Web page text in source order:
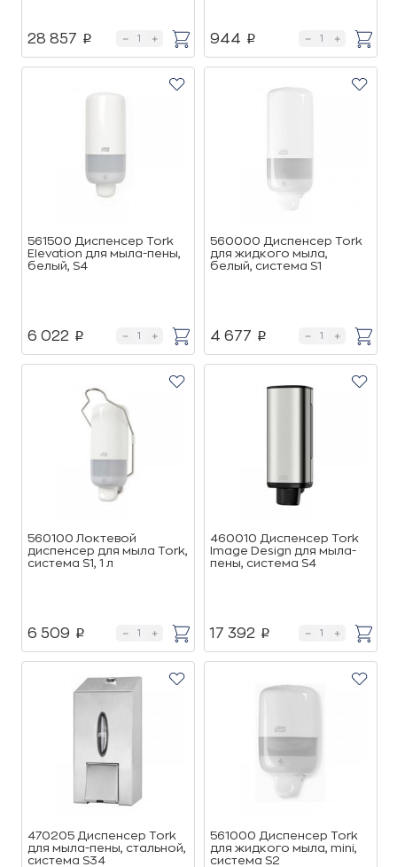
28 857 p 944 p
561500 Диспенсер Tork
Elevation для мыла-пены,
белый, S4
6 022 p
560000 Диспенсер Tork
для жидкого мыла,
белый, система S1
4 677 p
560100 Локтевой
диспенсер для мыла Tork,
система S1, 1 л
6 509 p
460010 Диспенсер Tork
Image Design для мыла-
пены, система S4
17 392 p
470205 Диспенсер Tork
для мыла-пены, стальной,
система S34
561000 Диспенсер Tork
для жидкого мыла, mini,
система S2